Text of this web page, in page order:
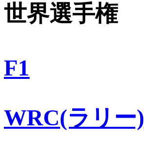
世界選手権
F1
WRC(ラリー)